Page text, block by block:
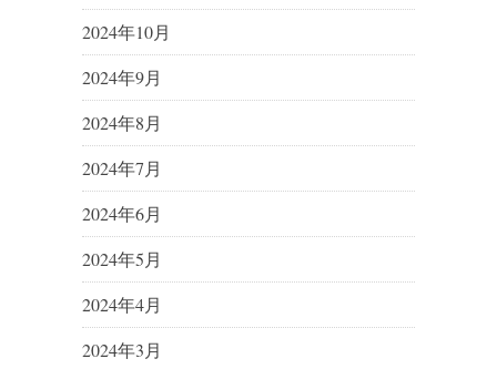
2024年10月
2024年9月
2024年8月
2024年7月
2024年6月
2024年5月
2024年4月
2024年3月